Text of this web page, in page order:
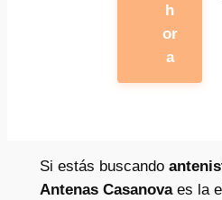
h
or
a
Si estás buscando
Antenas Casanovaes la